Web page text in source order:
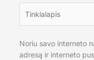
Noriu savo interneto
adresą ir interneto